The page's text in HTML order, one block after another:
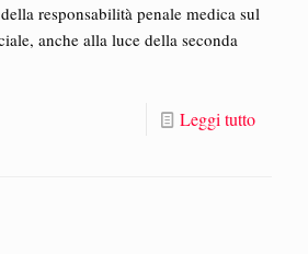
responsabilità penale medica sul
anche alla luce della seconda
Leggi tutto